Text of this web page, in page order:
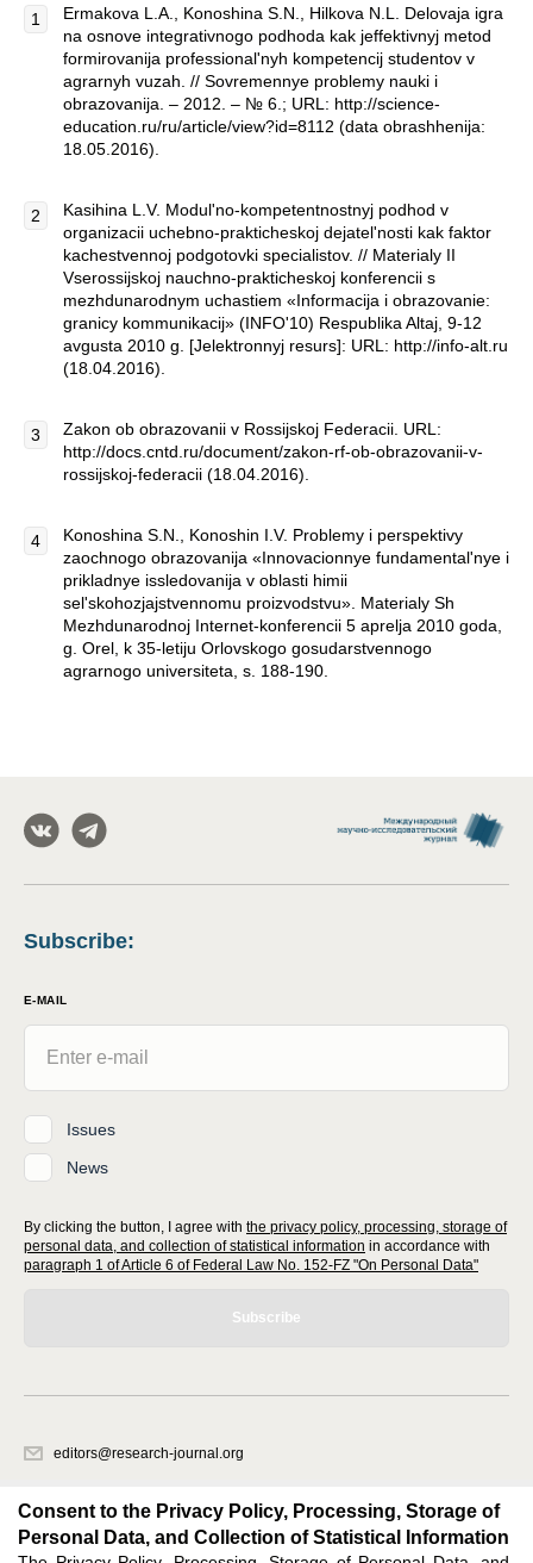
Ermakova L.A., Konoshina S.N., Hilkova N.L. Delovaja igra
na osnove integrativnogo podhoda kak jeffektivnyj metod
formirovanija professional'nyh kompetencij studentov v
agrarnyh vuzah. // Sovremennye problemy nauki i
obrazovanija. – 2012. – № 6.; URL: http://science-
education.ru/ru/article/view?id=8112 (data obrashhenija:
18.05.2016).
Kasihina L.V. Modul'no-kompetentnostnyj podhod v
organizacii uchebno-prakticheskoj dejatel'nosti kak faktor
kachestvennoj podgotovki specialistov. // Materialy II
Vserossijskoj nauchno-prakticheskoj konferencii s
mezhdunarodnym uchastiem «Informacija i obrazovanie:
granicy kommunikacij» (INFO'10) Respublika Altaj, 9-12
avgusta 2010 g. [Jelektronnyj resurs]: URL: http://info-alt.ru
(18.04.2016).
Zakon ob obrazovanii v Rossijskoj Federacii. URL:
http://docs.cntd.ru/document/zakon-rf-ob-obrazovanii-v-
rossijskoj-federacii (18.04.2016).
Konoshina S.N., Konoshin I.V. Problemy i perspektivy
zaochnogo obrazovanija «Innovacionnye fundamental'nye i
prikladnye issledovanija v oblasti himii
sel'skohozjajstvennomu proizvodstvu». Materialy Sh
Mezhdunarodnoj Internet-konferencii 5 aprelja 2010 goda,
g. Orel, k 35-letiju Orlovskogo gosudarstvennogo
agrarnogo universiteta, s. 188-190.
Subscribe:
E-MAIL
Issues
News
By clicking the button, I agree with the privacy policy, processing, storage of
personal data, and collection of statistical information in accordance with
paragraph 1 of Article 6 of Federal Law No. 152-FZ "On Personal Data"
Subscribe
editors@research-journal.org
office 1
Consent to the Privacy Policy, Processing, Storage of
Personal Data, and Collection of Statistical Information